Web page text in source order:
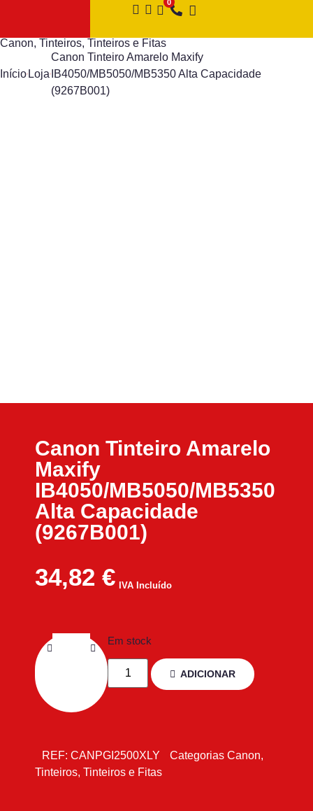
Canon, Tinteiros, Tinteiros e Fitas
Início Loja
Canon Tinteiro Amarelo Maxify
IB4050/MB5050/MB5350 Alta Capacidade
(9267B001)
Canon Tinteiro Amarelo
Maxify
IB4050/MB5050/MB5350
Alta Capacidade
(9267B001)
34,82 € IVA Incluído
Em stock
ADICIONAR
REF: CANPGI2500XLY Categorias Canon,
Tinteiros, Tinteiros e Fitas